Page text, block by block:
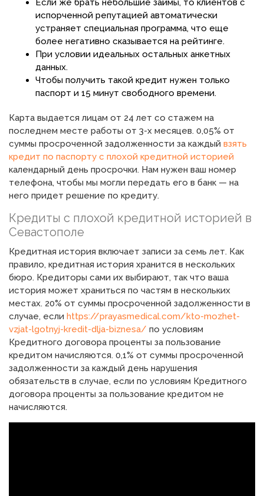
Если же брать небольшие займы, то клиентов с
испорченной репутацией автоматически
устраняет специальная программа, что еще
более негативно сказывается на рейтинге.
При условии идеальных остальных анкетных
данных.
Чтобы получить такой кредит нужен только
паспорт и 15 минут свободного времени.
Карта выдается лицам от 24 лет со стажем на
последнем месте работы от 3-х месяцев. 0,05% от
суммы просроченной задолженности за каждый взять
кредит по паспорту с плохой кредитной историей
календарный день просрочки. Нам нужен ваш номер
телефона, чтобы мы могли передать его в банк — на
него придет решение по кредиту.
Кредиты с плохой кредитной историей в
Севастополе
Кредитная история включает записи за семь лет. Как
правило, кредитная история хранится в нескольких
бюро. Кредиторы сами их выбирают, так что ваша
история может храниться по частям в нескольких
местах. 20% от суммы просроченной задолженности в
случае, если https://prayasmedical.com/kto-mozhet-
vzjat-lgotnyj-kredit-dlja-biznesa/ по условиям
Кредитного договора проценты за пользование
кредитом начисляются. 0,1% от суммы просроченной
задолженности за каждый день нарушения
обязательств в случае, если по условиям Кредитного
договора проценты за пользование кредитом не
начисляются.